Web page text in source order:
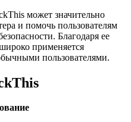
может значительно
и помочь пользователям
Благодаря ее
применяется
пользователями.